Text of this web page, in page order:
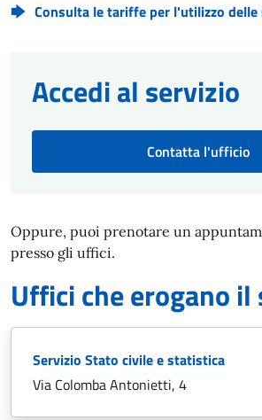
Consulta le tariffe per l'utilizzo delle
Accedi al servizio
Contatta l'ufficio
Oppure, puoi prenotare un
presso gli uffici.
Uffici che erogano il
Servizio Stato civile e statistica
Via Colomba Antonietti, 4